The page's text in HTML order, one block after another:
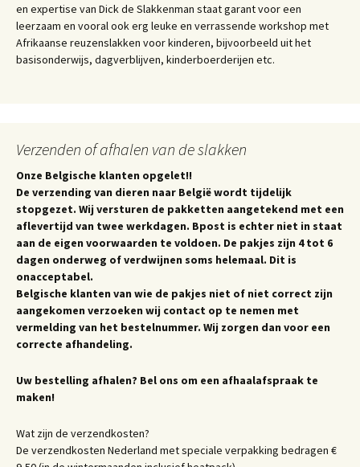
en expertise van Dick de Slakkenman staat garant voor een
leerzaam en vooral ook erg leuke en verrassende workshop met
Afrikaanse reuzenslakken voor kinderen, bijvoorbeeld uit het
basisonderwijs, dagverblijven, kinderboerderijen etc.
Verzenden of afhalen van de slakken
Onze Belgische klanten opgelet!!
De verzending van dieren naar België wordt tijdelijk
stopgezet. Wij versturen de pakketten aangetekend met een
aflevertijd van twee werkdagen. Bpost is echter niet in staat
aan de eigen voorwaarden te voldoen. De pakjes zijn 4 tot 6
dagen onderweg of verdwijnen soms helemaal. Dit is
onacceptabel.
Belgische klanten van wie de pakjes niet of niet correct zijn
aangekomen verzoeken wij contact op te nemen met
vermelding van het bestelnummer. Wij zorgen dan voor een
correcte afhandeling.
Uw bestelling afhalen? Bel ons om een afhaalafspraak te
maken!
Wat zijn de verzendkosten?
De verzendkosten Nederland met speciale verpakking bedragen €